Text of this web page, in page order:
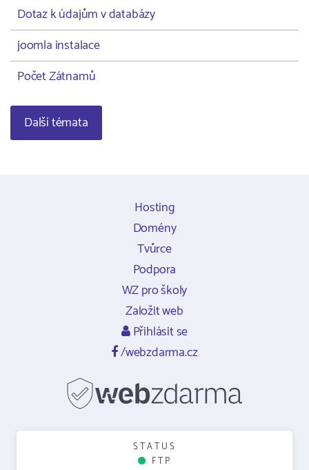
Dotaz k údajům v databázy
joomla instalace
Počet Zátnamů
Další témata
Hosting
Domény
Tvůrce
Podpora
WZ pro školy
Založit web
Přihlásit se
/webzdarma.cz
STATUS
FTP